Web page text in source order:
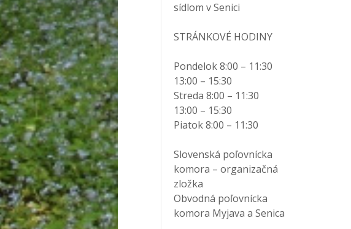
sídlom v Senici
STRÁNKOVÉ HODINY
Pondelok 8:00 – 11:30
13:00 – 15:30
Streda 8:00 – 11:30
13:00 – 15:30
Piatok 8:00 – 11:30
Slovenská poľovnícka
komora – organizačná
zložka
Obvodná poľovnícka
komora Myjava a Senica